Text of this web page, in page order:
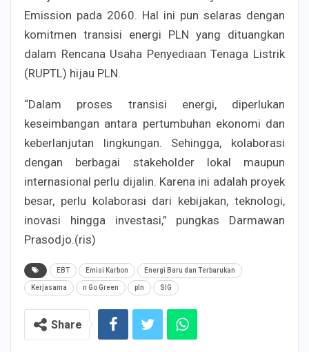
Emission pada 2060. Hal ini pun selaras dengan
komitmen transisi energi PLN yang dituangkan
dalam Rencana Usaha Penyediaan Tenaga Listrik
(RUPTL) hijau PLN.
“Dalam proses transisi energi, diperlukan
keseimbangan antara pertumbuhan ekonomi dan
keberlanjutan lingkungan. Sehingga, kolaborasi
dengan berbagai stakeholder lokal maupun
internasional perlu dijalin. Karena ini adalah proyek
besar, perlu kolaborasi dari kebijakan, teknologi,
inovasi hingga investasi,” pungkas Darmawan
Prasodjo.(ris)
EBT Emisi Karbon Energi Baru dan Terbarukan
Kerjasama n Go Green pln SIG
Share